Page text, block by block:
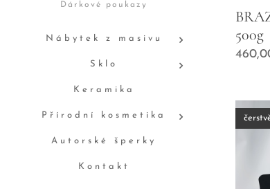
Dárkové poukazy
Nábytek z masivu
Sklo
Keramika
Přírodní kosmetika
Autorské šperky
Kontakt
500g